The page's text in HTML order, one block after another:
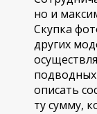
но и
Скупка
других
описать
ту сумму,